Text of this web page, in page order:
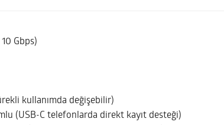
Gbps)
kullanımda değişebilir)
(USB-C telefonlarda direkt kayıt desteği)